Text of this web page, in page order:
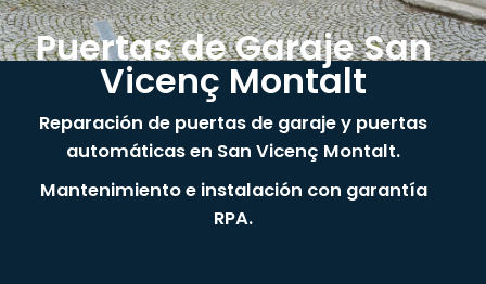
Puertas de Garaje San
Vicenç Montalt
Reparación de puertas de garaje y puertas
automáticas en San Vicenç Montalt.
Mantenimiento e instalación con garantía
RPA.